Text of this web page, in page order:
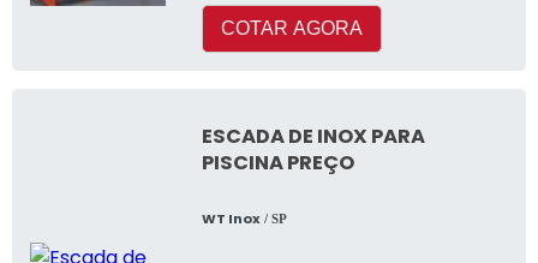
altura do local.
COTAR AGORA
ESCADA DE INOX PARA
PISCINA PREÇO
WT Inox/ SP